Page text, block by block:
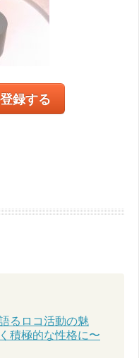
録する
るロコ活動の魅
積極的な性格に〜